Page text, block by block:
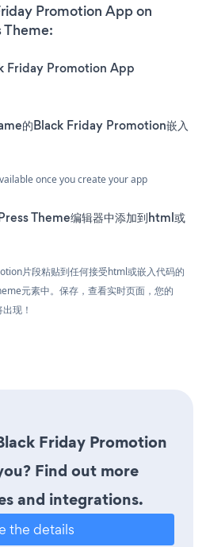
Promotion App on
Friday Promotion App
的Black Friday Promotion嵌入
once you create your app
Theme编辑器中添加到html或
片段粘贴到任何接受html或嵌入代码的
元素中。保存，查看实时页面，您的
现！
Friday Promotion
Find out more
and integrations.
the details